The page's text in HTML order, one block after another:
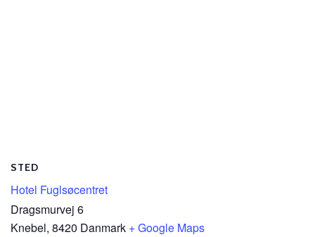
STED
Hotel Fuglsøcentret
Dragsmurvej 6
Knebel, 8420 Danmark + Google Maps